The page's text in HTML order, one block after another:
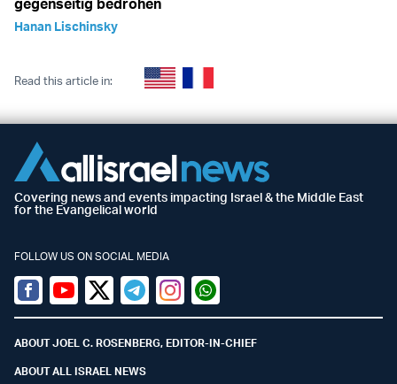
gegenseitig bedrohen
Hanan Lischinsky
Read this article in:
Covering news and events impacting Israel & the Middle East
for the Evangelical world
FOLLOW US ON SOCIAL MEDIA
Facebook
YoutubeTwitter (X)
TelegramInstagramWhatsapp
ABOUT JOEL C. ROSENBERG, EDITOR-IN-CHIEF
ABOUT ALL ISRAEL NEWS